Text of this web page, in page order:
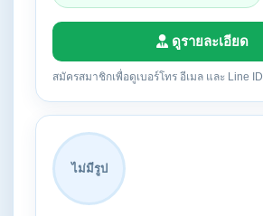
ดูรายละเอียด
สมัครสมาชิกเพื่อดูเบอร์โทร อีเมล และ Line ID
ไม่มีรูป